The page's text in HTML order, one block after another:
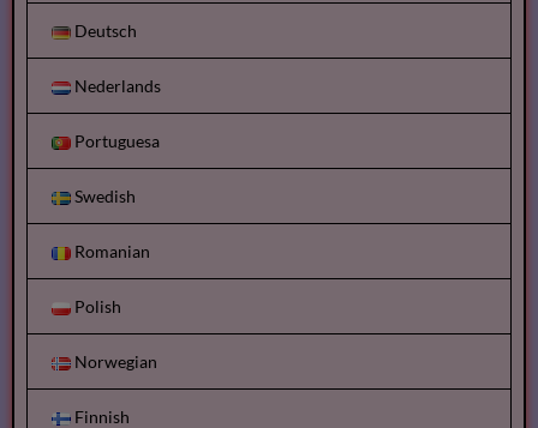
Deutsch
Nederlands
Portuguesa
Swedish
Romanian
Polish
Norwegian
Finnish